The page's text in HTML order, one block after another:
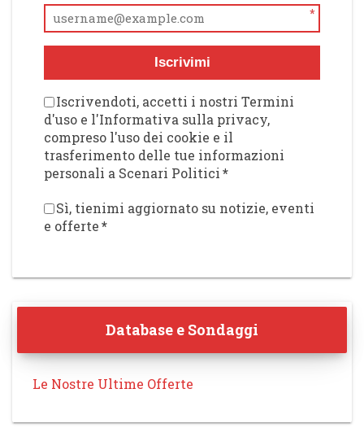
*
Iscrivimi
Iscrivendoti, accetti i nostri Termini
d'uso e l'Informativa sulla privacy,
compreso l'uso dei cookie e il
trasferimento delle tue informazioni
personali a Scenari Politici*
Sì, tienimi aggiornato su notizie, eventi
e offerte*
Database e Sondaggi
Le Nostre Ultime Offerte